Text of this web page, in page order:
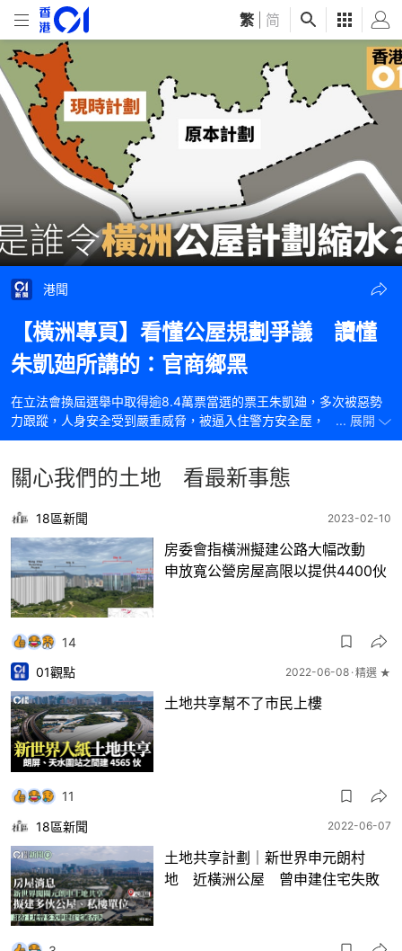
繁 简
港聞
【橫洲專頁】看懂公屋規劃爭議 讀懂
朱凱廸所講的：官商鄉黑
在立法會換屆選舉中取得逾8.4萬票當選的票王朱凱廸，多次被惡勢
力跟蹤，人身安全受到嚴重威脅，被逼入住警方安全屋，無家可歸。
知情人士透露，朱凱廸近年一直關注傾倒泥頭、橫洲公屋爭議，可能
... 展開
關心我們的土地 看最新事態
18區新聞 2023-02-10
房委會指橫洲擬建公路大幅改動
申放寬公營房屋高限以提供4400伙
14
01觀點
2022-06-08 精選 ★
土地共享幫不了市民上樓
11
18區新聞
2022-06-07
土地共享計劃｜新世界申元朗村
地 近橫洲公屋 曾申建住宅失敗